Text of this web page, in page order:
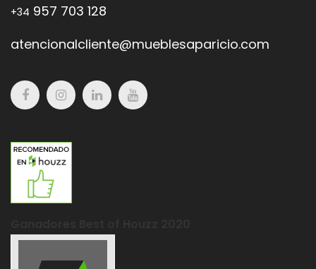
+34 957 703 128
atencionalcliente@mueblesaparicio.com